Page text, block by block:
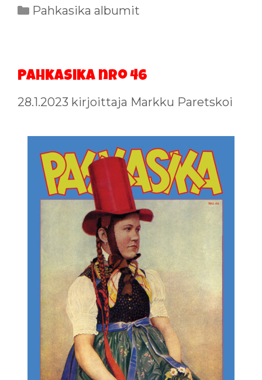
Kategoriat
Pahkasika albumit
Pahkasika nro 46
28.1.2023 kirjoittaja Markku Paretskoi